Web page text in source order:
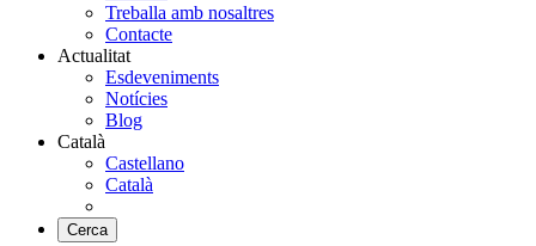
Treballa amb nosaltres
Contacte
Actualitat
Esdeveniments
Notícies
Blog
Català
Castellano
Català
Cerca